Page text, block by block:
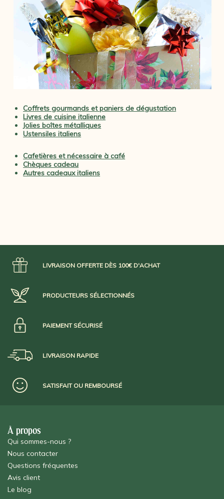
Coffrets gourmands et paniers de dégustation
Livres de cuisine italienne
Jolies boîtes métalliques
Ustensiles italiens
Cafetières et nécessaire à café
Chèques cadeau
Autres cadeaux italiens
LIVRAISON OFFERTE DÈS 100€ D'ACHAT
PRODUCTEURS SÉLECTIONNÉS
PAIEMENT SÉCURISÉ
LIVRAISON RAPIDE
SATISFAIT OU REMBOURSÉ
À propos
Qui sommes-nous ?
Nous contacter
Questions fréquentes
Avis client
Le blog